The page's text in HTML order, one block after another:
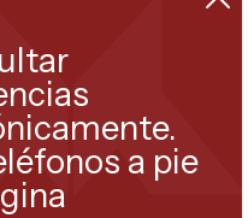
de Alcachofa a la Parrilla
- 212 ml.
a pie